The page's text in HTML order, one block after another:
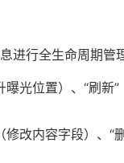
进行全生命周期管
光位置）、“刷新
改内容字段）、“